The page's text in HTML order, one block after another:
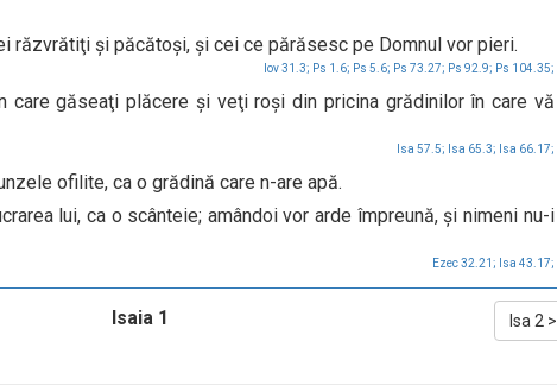
răzvrătiţi şi păcătoşi, şi cei ce părăsesc pe Domnul vor pieri.
Iov 31.3; Ps 1.6; Ps 5.6; Ps 73.27; Ps 92.9; Ps 104.35;
care găseaţi plăcere şi veţi roşi din pricina grădinilor în care vă
Isa 57.5; Isa 65.3; Isa 66.17;
ofilite, ca o grădină care n-are apă.
lui, ca o scânteie; amândoi vor arde împreună, şi nimeni nu-i
Ezec 32.21; Isa 43.17;
Isaia 1 Isa 2 >